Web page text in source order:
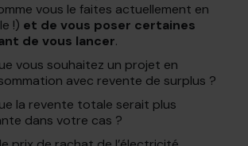
vous le faites actuellement en
!) et de vous poser certaines
de vous lancer.
vous souhaitez un projet en
avec revente de surplus ?
la revente totale serait plus
dans votre cas ?